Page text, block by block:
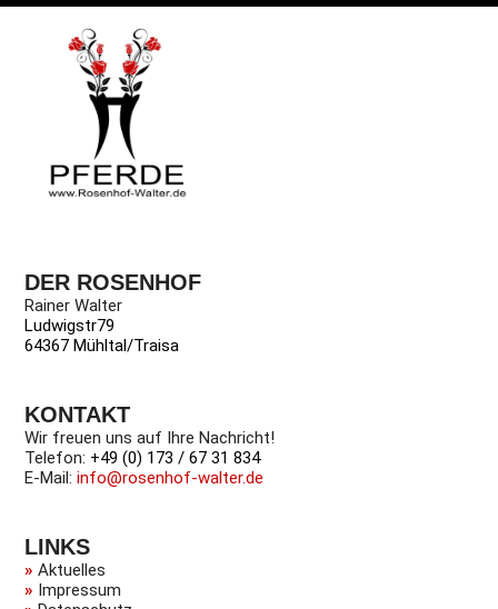
DER ROSENHOF
Rainer Walter
Ludwigstr79
64367 Mühltal/Traisa
KONTAKT
Wir freuen uns auf Ihre Nachricht!
Telefon: +49 (0) 173 / 67 31 834
E-Mail: info@rosenhof-walter.de
LINKS
»Aktuelles
» Impressum